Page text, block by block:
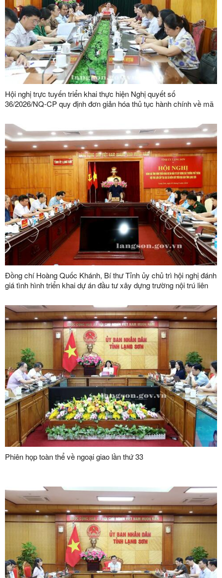
Hội nghị trực tuyến triển khai thực hiện Nghị quyết số
36/2026/NQ-CP quy định đơn giản hóa thủ tục hành chính về mã
Đồng chí Hoàng Quốc Khánh, Bí thư Tỉnh ủy chủ trì hội nghị đánh
giá tình hình triển khai dự án đầu tư xây dựng trường nội trú liên
Phiên họp toàn thể về ngoại giao lần thứ 33